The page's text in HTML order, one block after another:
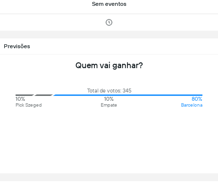
Sem eventos
Previsões
Quem vai ganhar?
Total de votos: 345
10%
Pick Szeged
10%
Empate
80%
Barcelona